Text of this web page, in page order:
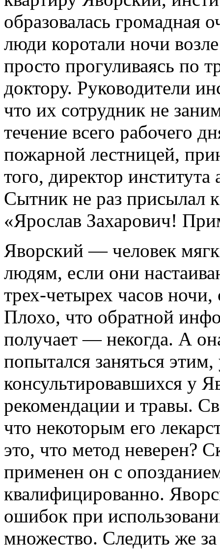
образовалась громадная
люди коротали ночи
просто прогуливаясь по
доктору. Руководители
что их сотрудник не
течение всего рабочего
пожарной лестницей,
того, директор
Сытник не раз присылал
«Ярослав Захарович!
Яворский — человек
людям, если они
трех-четырех часов ночи,
Плохо, что обратной
получает — некогда. А
попытался заняться
консультировавшихся у
рекомендации и травы.
что некоторым его
это, что метод неверен?
применен он с
квалифицированно.
ошибок при
множество. Следить же